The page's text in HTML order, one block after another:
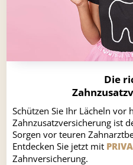
Die
Schützen Sie Ihr Lächeln vor
Zahnzusatzversicherung ist
Sorgen vor teuren
Entdecken Sie jetzt mit
Zahnversicherung.